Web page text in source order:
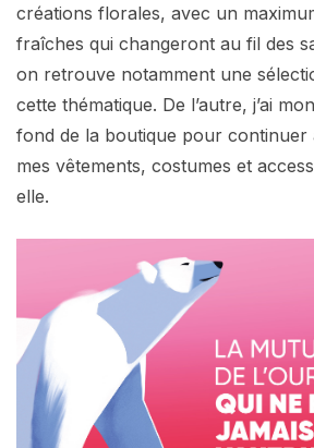
créations florales, avec un
fraîches qui changeront au fil des
on retrouve notamment une
cette thématique. De l’autre, j’ai
fond de la boutique pour continuer
mes vêtements, costumes et
elle.